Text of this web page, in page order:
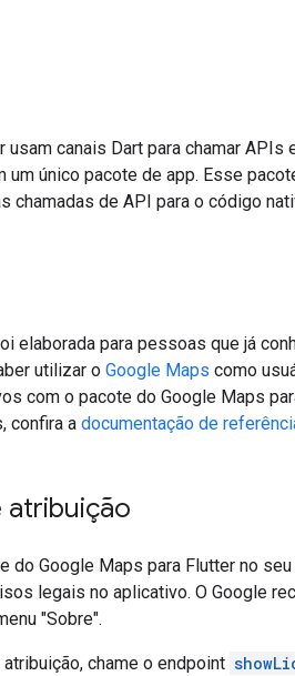
usam canais Dart para chamar
um único pacote de app. Esse
chamadas de API para o código
elaborada para pessoas que já
utilizar o Google Maps como
com o pacote do Google Maps
confira a documentação de
atribuição
do Google Maps para Flutter no
legais no aplicativo. O Google
"Sobre".
chame o endpoint